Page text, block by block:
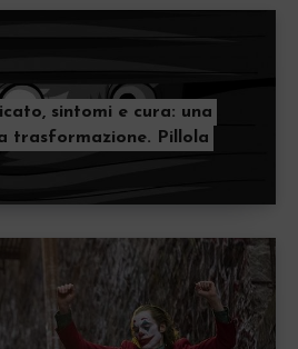
sintomi e cura: una
trasformazione. Pillola